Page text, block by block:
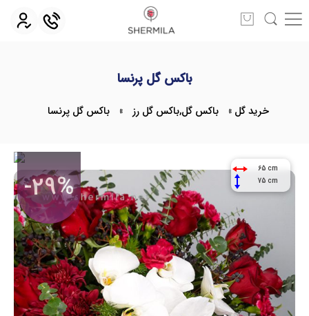
باکس گل پرنسا
خرید گل » باکس گل,باکس گل رز » باکس گل پرنسا
-29%
65 cm
75 cm